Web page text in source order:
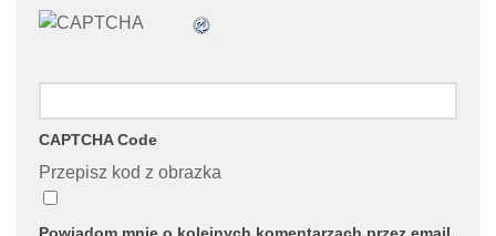
CAPTCHA Code
Przepisz kod z obrazka